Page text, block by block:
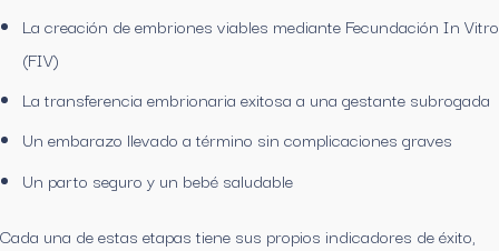
La creación de embriones viables mediante Fecundación In Vitro
(FIV)
La transferencia embrionaria exitosa a una gestante subrogada
Un embarazo llevado a término sin complicaciones graves
Un parto seguro y un bebé saludable
Cada una de estas etapas tiene sus propios indicadores de éxito,